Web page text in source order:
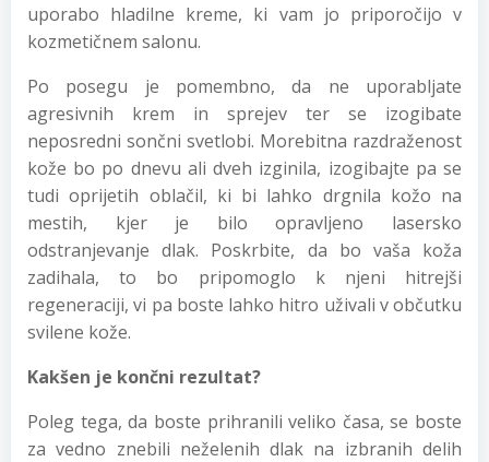
uporabo hladilne kreme, ki vam jo priporočijo v
kozmetičnem salonu.
Po posegu je pomembno, da ne uporabljate
agresivnih krem in sprejev ter se izogibate
neposredni sončni svetlobi. Morebitna razdraženost
kože bo po dnevu ali dveh izginila, izogibajte pa se
tudi oprijetih oblačil, ki bi lahko drgnila kožo na
mestih, kjer je bilo opravljeno lasersko
odstranjevanje dlak. Poskrbite, da bo vaša koža
zadihala, to bo pripomoglo k njeni hitrejši
regeneraciji, vi pa boste lahko hitro uživali v občutku
svilene kože.
Kakšen je končni rezultat?
Poleg tega, da boste prihranili veliko časa, se boste
za vedno znebili neželenih dlak na izbranih delih